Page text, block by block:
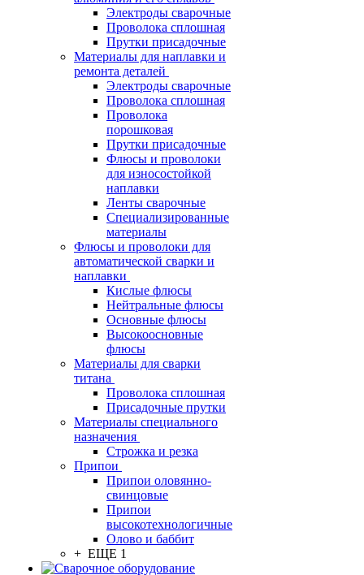
Электроды сварочные
Проволока сплошная
Прутки присадочные
Материалы для наплавки и
ремонта деталей
Электроды сварочные
Проволока сплошная
Проволока
порошковая
Прутки присадочные
Флюсы и проволоки
для износостойкой
наплавки
Ленты сварочные
Специализированные
материалы
Флюсы и проволоки для
автоматической сварки и
наплавки
Кислые флюсы
Нейтральные флюсы
Основные флюсы
Высокоосновные
флюсы
Материалы для сварки
титана
Проволока сплошная
Присадочные прутки
Материалы специального
назначения
Строжка и резка
Припои
Припои оловянно-
свинцовые
Припои
высокотехнологичные
Олово и баббит
+ ЕЩЕ 1